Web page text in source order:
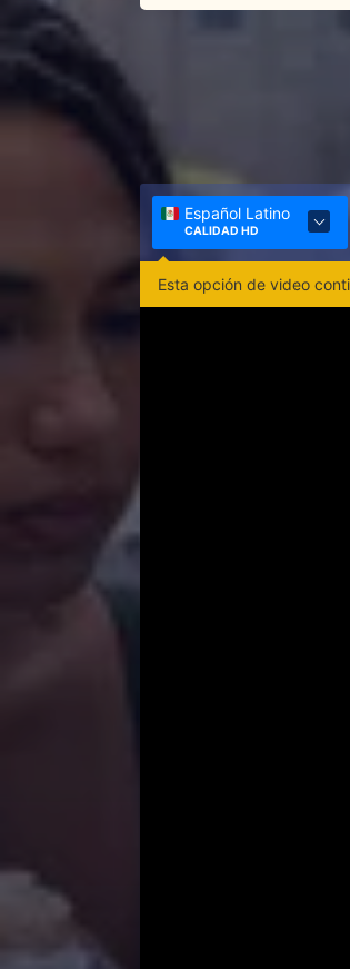
Español Latino
CALIDAD HD
Esta opción de video